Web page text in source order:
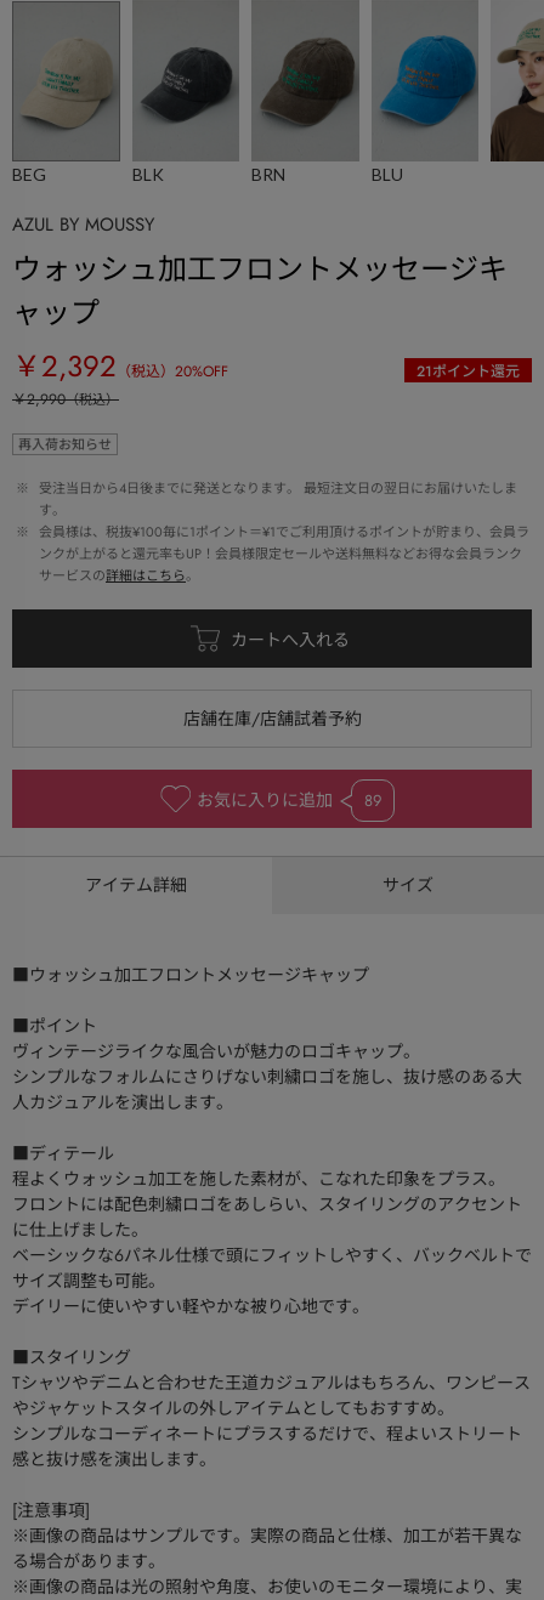
BEG BLK BRN BLU
AZUL BY MOUSSY
ウォッシュ加工フロントメッセージキ
ャップ
￥2,392 （税込） 20%OFF 21ポイント還元
￥2,990（税込）
再入荷お知らせ
※
受注当日から4日後までに発送となります。 最短注文日の翌日にお届けいたしま
す。
※
会員様は、税抜¥100毎に1ポイント＝¥1でご利用頂けるポイントが貯まり、会員ラ
ンクが上がると還元率もUP！会員様限定セールや送料無料などお得な会員ランク
サービスの詳細はこちら。
お気に入りに追加 89
アイテム詳細 サイズ
■ウォッシュ加工フロントメッセージキャップ
■ポイント
ヴィンテージライクな風合いが魅力のロゴキャップ。
シンプルなフォルムにさりげない刺繍ロゴを施し、抜け感のある大
人カジュアルを演出します。
■ディテール
程よくウォッシュ加工を施した素材が、こなれた印象をプラス。
フロントには配色刺繍ロゴをあしらい、スタイリングのアクセント
に仕上げました。
ベーシックな6パネル仕様で頭にフィットしやすく、バックベルトで
サイズ調整も可能。
デイリーに使いやすい軽やかな被り心地です。
■スタイリング
Tシャツやデニムと合わせた王道カジュアルはもちろん、ワンピース
やジャケットスタイルの外しアイテムとしてもおすすめ。
シンプルなコーディネートにプラスするだけで、程よいストリート
感と抜け感を演出します。
[注意事項]
※画像の商品はサンプルです。実際の商品と仕様、加工が若干異な
る場合があります。
※画像の商品は光の照射や角度、お使いのモニター環境により、実